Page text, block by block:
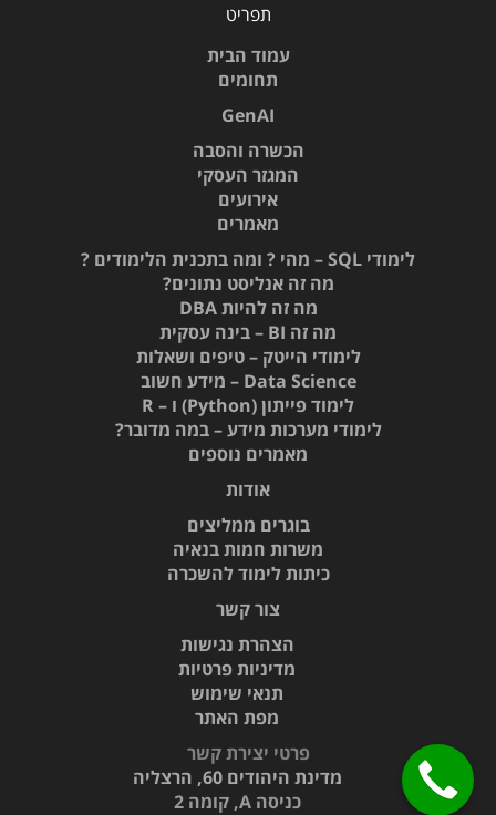
תפריט
עמוד הבית
תחומים
GenAI
הכשרה והסבה
המגזר העסקי
אירועים
מאמרים
לימודי SQL – מהי ? ומה בתכנית הלימודים ?
מה זה אנליסט נתונים?
מה זה להיות DBA
מה זה BI – בינה עסקית
לימודי הייטק – טיפים ושאלות
Data Science – מידע חשוב
לימוד פייתון (Python) ו – R
לימודי מערכות מידע – במה מדובר?
מאמרים נוספים
אודות
בוגרים ממליצים
משרות חמות בנאיה
כיתות לימוד להשכרה
צור קשר
הצהרת נגישות
מדיניות פרטיות
תנאי שימוש
מפת האתר
פרטי יצירת קשר
מדינת היהודים 60,
הרצליה
כניסה A, קומה 2